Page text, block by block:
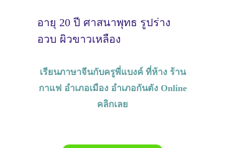
อายุ 20 ปี ศาสนาพุทธ รูปร่าง
อวบ ผิวขาวเหลือง
เรียนภาษาจีนกับครูพี่แบงค์ ที่ห้าง ร้าน
กาแฟ อำเภอเมือง อำเภอกันตัง Online
คลิกเลย